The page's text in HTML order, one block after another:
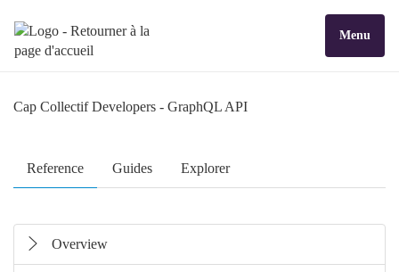
Menu
Cap Collectif Developers - GraphQL API
Reference Guides Explorer
Overview